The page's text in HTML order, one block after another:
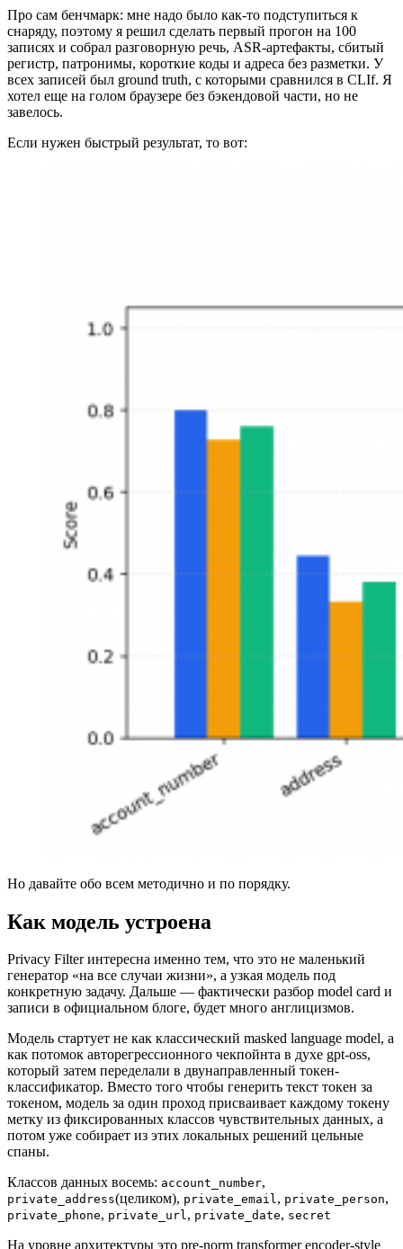
Про сам бенчмарк: мне надо было как-то подступиться к
снаряду, поэтому я решил сделать первый прогон на 100
записях и собрал разговорную речь, ASR-артефакты, сбитый
регистр, патронимы, короткие коды и адреса без разметки. У
всех записей был ground truth, с которыми сравнился в CLIf. Я
хотел еще на голом браузере без бэкендовой части, но не
завелось.
Если нужен быстрый результат, то вот:
Но давайте обо всем методично и по порядку.
Как модель устроена
Privacy Filter интересна именно тем, что это не маленький
генератор «на все случаи жизни», а узкая модель под
конкретную задачу. Дальше — фактически разбор model card и
записи в официальном блоге, будет много англицизмов.
Модель стартует не как классический masked language model, а
как потомок авторегрессионного чекпойнта в духе gpt-oss,
который затем переделали в двунаправленный токен-
классификатор. Вместо того чтобы генерить текст токен за
токеном, модель за один проход присваивает каждому токену
метку из фиксированных классов чувствительных данных, а
потом уже собирает из этих локальных решений цельные
спаны.
Классов данных восемь: account_number,
private_address(целиком), private_email, private_person,
private_phone, private_url, private_date, secret
На уровне архитектуры это pre-norm transformer encoder-style